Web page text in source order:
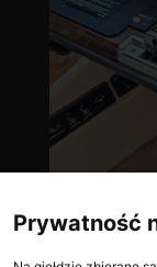
Prywatność